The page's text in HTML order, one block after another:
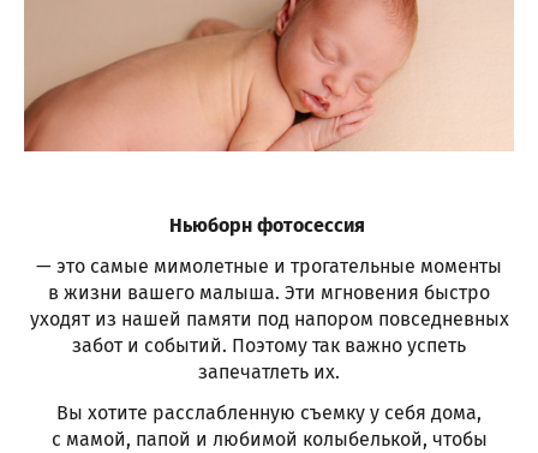
Ньюборн фотосессия
— это самые мимолетные и трогательные моменты
в жизни вашего малыша. Эти мгновения быстро
уходят из нашей памяти под напором повседневных
забот и событий. Поэтому так важно успеть
запечатлеть их.
Вы хотите расслабленную съемку у себя дома,
с мамой, папой и любимой колыбелькой, чтобы